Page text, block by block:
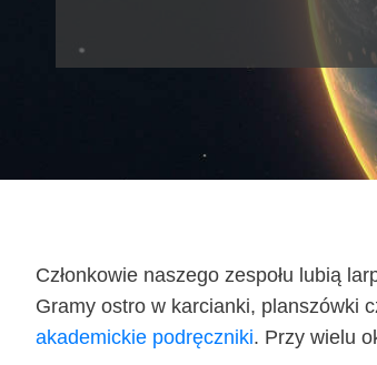
Człon­ko­wie nasze­go zespo­łu lubią
Gra­my ostro w kar­cian­ki, plan­szów­ki
aka­de­mic­kie pod­ręcz­ni­ki. Przy wie­lu